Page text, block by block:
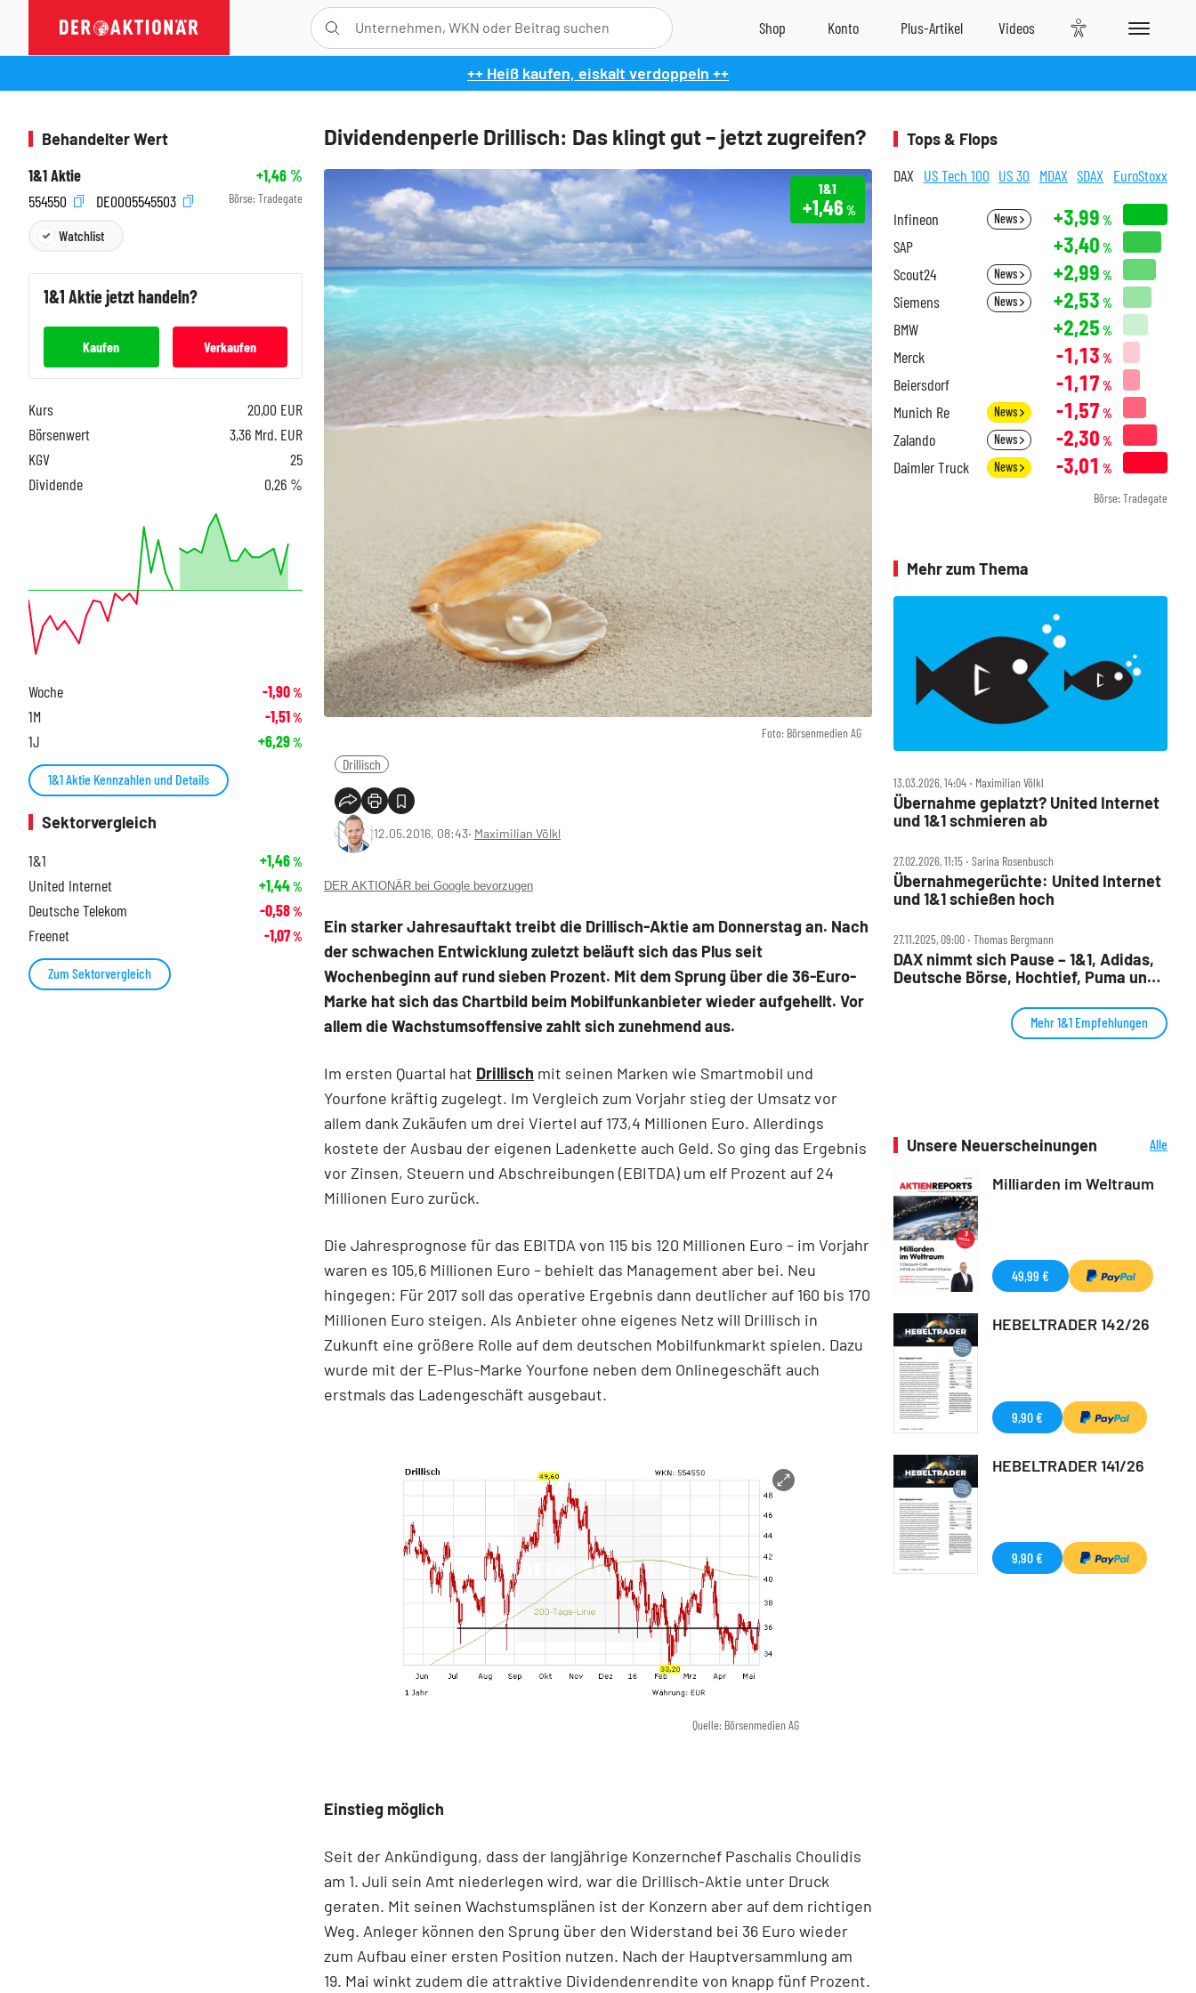
++ Heiß kaufen, eiskalt verdoppeln ++
Dividendenperle Drillisch: Das klingt gut – jetzt zugreifen?
Foto: Börsenmedien AG
1&1
+1,46 %
Drillisch
12.05.2016, 08:43‧ Maximilian Völkl
DER AKTIONÄR bei Google bevorzugen
Ein starker Jahresauftakt treibt die Drillisch-Aktie am Donnerstag an. Nach
der schwachen Entwicklung zuletzt beläuft sich das Plus seit
Wochenbeginn auf rund sieben Prozent. Mit dem Sprung über die 36-Euro-
Marke hat sich das Chartbild beim Mobilfunkanbieter wieder aufgehellt. Vor
allem die Wachstumsoffensive zahlt sich zunehmend aus.
Im ersten Quartal hat Drillisch mit seinen Marken wie Smartmobil und
Yourfone kräftig zugelegt. Im Vergleich zum Vorjahr stieg der Umsatz vor
allem dank Zukäufen um drei Viertel auf 173,4 Millionen Euro. Allerdings
kostete der Ausbau der eigenen Ladenkette auch Geld. So ging das Ergebnis
vor Zinsen, Steuern und Abschreibungen (EBITDA) um elf Prozent auf 24
Millionen Euro zurück.
Die Jahresprognose für das EBITDA von 115 bis 120 Millionen Euro – im Vorjahr
waren es 105,6 Millionen Euro – behielt das Management aber bei. Neu
hingegen: Für 2017 soll das operative Ergebnis dann deutlicher auf 160 bis 170
Millionen Euro steigen. Als Anbieter ohne eigenes Netz will Drillisch in
Zukunft eine größere Rolle auf dem deutschen Mobilfunkmarkt spielen. Dazu
wurde mit der E-Plus-Marke Yourfone neben dem Onlinegeschäft auch
erstmals das Ladengeschäft ausgebaut.
Quelle: Börsenmedien AG
Einstieg möglich
Seit der Ankündigung, dass der langjährige Konzernchef Paschalis Choulidis
am 1. Juli sein Amt niederlegen wird, war die Drillisch-Aktie unter Druck
geraten. Mit seinen Wachstumsplänen ist der Konzern aber auf dem richtigen
Weg. Anleger können den Sprung über den Widerstand bei 36 Euro wieder
zum Aufbau einer ersten Position nutzen. Nach der Hauptversammlung am
19. Mai winkt zudem die attraktive Dividendenrendite von knapp fünf Prozent.
Behandelter Wert
1&1 Aktie
+1,46%
554550
DE0005545503 Börse: Tradegate
Watchlist
1&1 Aktie jetzt handeln?
Kaufen Verkaufen
Kurs 20,00 EUR
Börsenwert
3,36 Mrd. EUR
KGV
25
Dividende
0,26 %
Woche -1,90%
1M -1,51%
1J +6,29%
1&1 Aktie Kennzahlen und Details
Sektorvergleich
1&1
+1,46%
United Internet +1,44%
Deutsche Telekom -0,58%
Freenet -1,07%
Zum Sektorvergleich
Tops & Flops
DAX US Tech 100 US 30 MDAX SDAX EuroStoxx
Infineon News +3,99 %
SAP +3,40 %
Scout24 News +2,99 %
Siemens News +2,53 %
BMW +2,25 %
Merck -1,13 %
Beiersdorf -1,17 %
Munich Re News -1,57 %
Zalando News -2,30 %
Daimler Truck News -3,01 %
Börse: Tradegate
Mehr zum Thema
13.03.2026, 14:04 ‧ Maximilian Völkl
Übernahme geplatzt? United Internet
und 1&1 schmieren ab
27.02.2026, 11:15 ‧ Sarina Rosenbusch
Übernahmegerüchte: United Internet
und 1&1 schießen hoch
27.11.2025, 09:00 ‧ Thomas Bergmann
DAX nimmt sich Pause – 1&1, Adidas,
Deutsche Börse, Hochtief, Puma und
Mehr 1&1 Empfehlungen
Unsere Neuerscheinungen
Alle
Milliarden im Weltraum
49,99 €
HEBELTRADER 142/26
9,90 €
HEBELTRADER 141/26
9,90 €